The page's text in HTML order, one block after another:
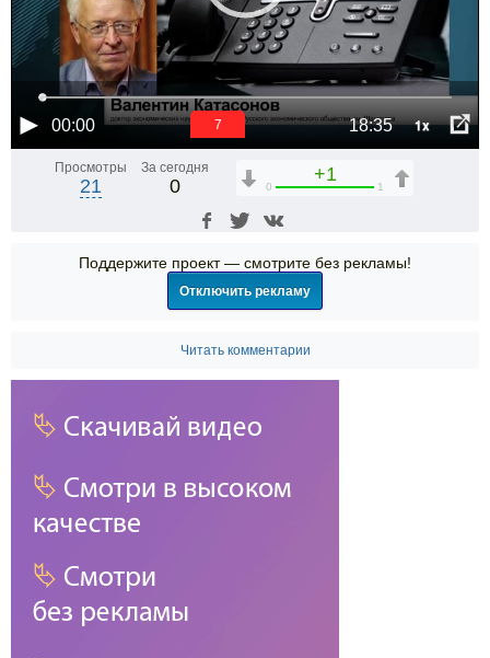
00:00 18:35 1x
6
Просмотры
21
За сегодня
0
+1
0 1
Поддержите проект — смотрите без рекламы!
Отключить рекламу
Читать комментарии